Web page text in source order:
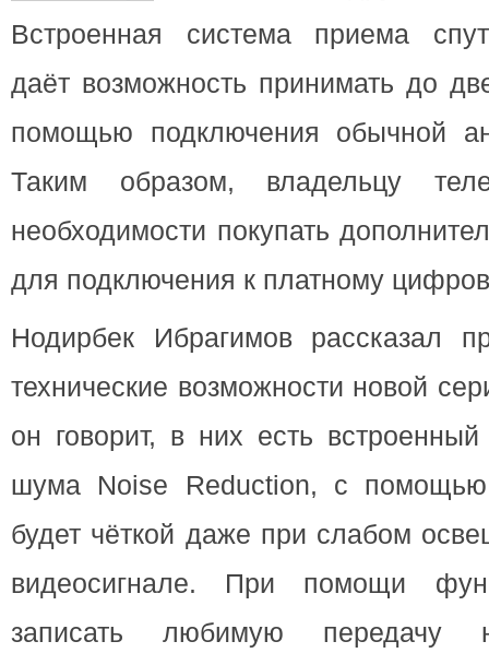
Встроенная система приема
даёт возможность принимать до
помощью подключения обычной
Таким образом, владельцу
необходимости покупать
для подключения к платному
Нодирбек Ибрагимов рассказал
технические возможности новой
он говорит, в них есть
шума Noise Reduction, с помощью
будет чёткой даже при слабом
видеосигнале. При помощи
записать любимую передачу